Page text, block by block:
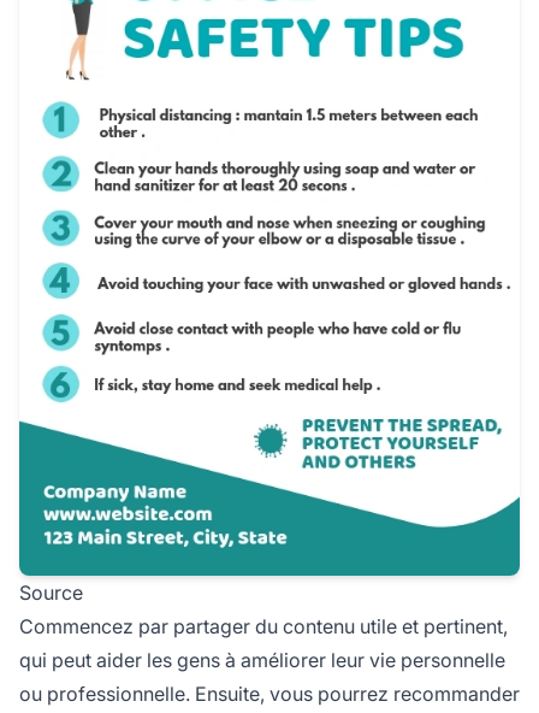
Source
Commencez par partager du contenu utile et pertinent,
qui peut aider les gens à améliorer leur vie personnelle
ou professionnelle. Ensuite, vous pourrez recommander